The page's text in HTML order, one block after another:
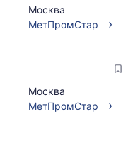
Москва
МетПромСтар
›
Москва
МетПромСтар
›